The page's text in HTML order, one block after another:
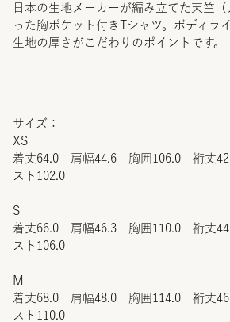
日本の生地メーカーが編み立てた天竺
った胸ポケット付きTシャツ。ボディラ
生地の厚さがこだわりのポイントです。
サイズ：
XS
着丈64.0 肩幅44.6 胸囲106.0 裄丈
スト102.0
S
着丈66.0 肩幅46.3 胸囲110.0 裄丈
スト106.0
M
着丈68.0 肩幅48.0 胸囲114.0 裄丈
スト110.0